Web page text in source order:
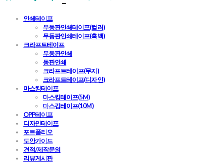
인쇄테이프
무동판인쇄테이프(컬러)
무동판인쇄테이프(흑백)
크라프트테이프
무동판인쇄
동판인쇄
크라프트테이프(무지)
크라프트테이프(디자인)
마스킹테이프
마스킹테이프(5M)
마스킹테이프(10M)
OPP테이프
디자인테이프
포트폴리오
도안가이드
견적/제작문의
리뷰게시판